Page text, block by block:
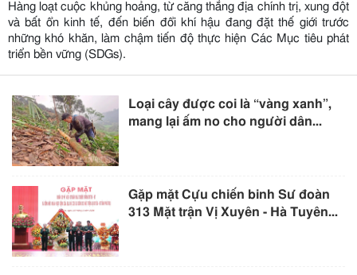
Hàng loạt cuộc khủng hoảng, từ căng thẳng địa chính trị, xung đột
và bất ổn kinh tế, đến biến đổi khí hậu đang đặt thế giới trước
những khó khăn, làm chậm tiến độ thực hiện Các Mục tiêu phát
triển bền vững (SDGs).
Loại cây được coi là “vàng xanh”,
mang lại ấm no cho người dân...
Gặp mặt Cựu chiến binh Sư đoàn
313 Mặt trận Vị Xuyên - Hà Tuyên...